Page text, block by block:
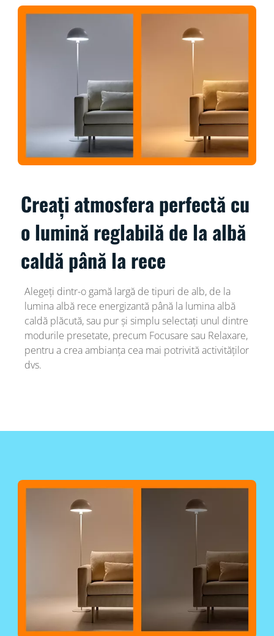
Creați atmosfera perfectă cu
o lumină reglabilă de la albă
caldă până la rece
Alegeți dintr-o gamă largă de tipuri de alb, de la
lumina albă rece energizantă până la lumina albă
caldă plăcută, sau pur și simplu selectați unul dintre
modurile presetate, precum Focusare sau Relaxare,
pentru a crea ambianța cea mai potrivită activităților
dvs.